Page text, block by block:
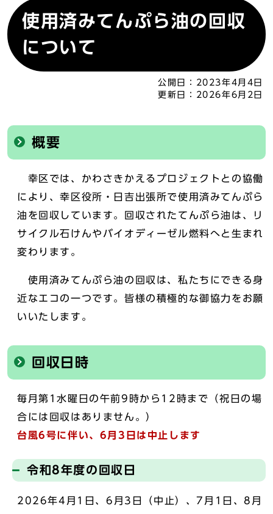
使用済みてんぷら油の回収
について
公開日：
2023年4月4日
更新日：
2026年6月2日
概要
幸区では、かわさきかえるプロジェクトとの協働
により、幸区役所・日吉出張所で使用済みてんぷら
油を回収しています。回収されたてんぷら油は、リ
サイクル石けんやバイオディーゼル燃料へと生まれ
変わります。
使用済みてんぷら油の回収は、私たちにできる身
近なエコの一つです。皆様の積極的な御協力をお願
いいたします。
回収日時
毎月第1水曜日の午前9時から12時まで（祝日の場
合には回収はありません。）
台風6号に伴い、6月3日は中止します
令和8年度の回収日
2026年4月1日、6月3日（中止）、7月1日、8月